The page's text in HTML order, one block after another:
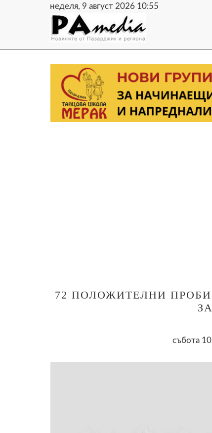
неделя, 9 август 2026 10:56
72 ПОЛОЖИТЕЛНИ
събота